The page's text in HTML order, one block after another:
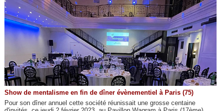
Show de mentalisme en fin de dîner évènementiel à Paris (75)
Pour son dîner annuel cette société réunissait une grosse centaine